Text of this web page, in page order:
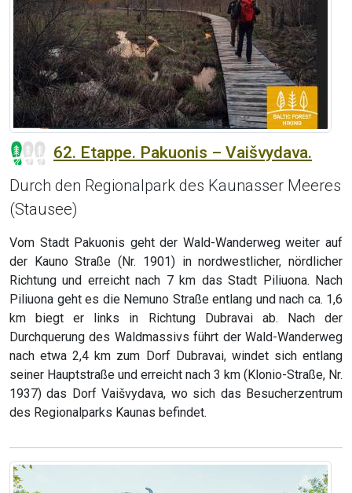
62. Etappe. Pakuonis – Vaišvydava.
Durch den Regionalpark des Kaunasser Meeres
(Stausee)
Vom Stadt Pakuonis geht der Wald-Wanderweg weiter auf
der Kauno Straße (Nr. 1901) in nordwestlicher, nördlicher
Richtung und erreicht nach 7 km das Stadt Piliuona. Nach
Piliuona geht es die Nemuno Straße entlang und nach ca. 1,6
km biegt er links in Richtung Dubravai ab. Nach der
Durchquerung des Waldmassivs führt der Wald-Wanderweg
nach etwa 2,4 km zum Dorf Dubravai, windet sich entlang
seiner Hauptstraße und erreicht nach 3 km (Klonio-Straße, Nr.
1937) das Dorf Vaišvydava, wo sich das Besucherzentrum
des Regionalparks Kaunas befindet.